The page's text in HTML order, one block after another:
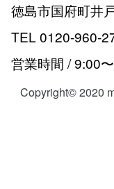
徳島市国府町井
TEL 0120-960-
営業時間 / 9:00
Copyright© 2020